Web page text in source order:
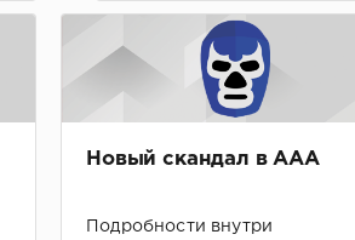
Новый скандал в AAA
Подробности внутри